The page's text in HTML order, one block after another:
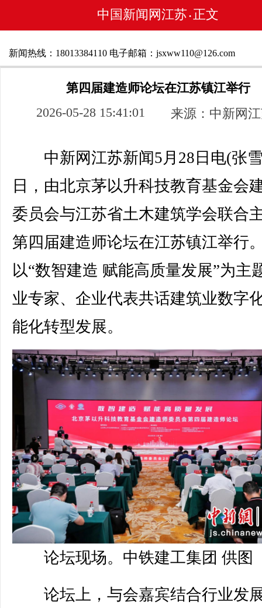
中国新闻网江苏 • 正文
新闻热线：18013384110 电子邮箱：jsxww110@126.com
第四届建造师论坛在江苏镇江举行
2026-05-28 15:41:01 来源：中新网
中新网江苏新闻5月28日电(张
日，由北京茅以升科技教育基金会
委员会与江苏省土木建筑学会联合
第四届建造师论坛在江苏镇江举行
以“数智建造 赋能高质量发展”为主
业专家、企业代表共话建筑业数字
能化转型发展。
论坛现场。中铁建工集团 供图
论坛上，与会嘉宾结合行业发